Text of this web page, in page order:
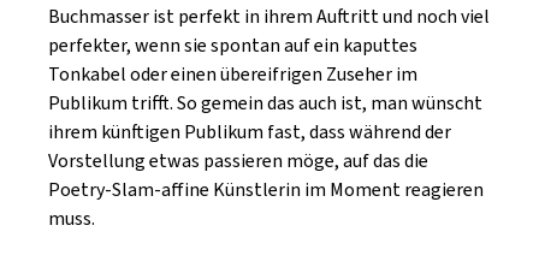
Buchmasser ist perfekt in ihrem Auftritt und noch viel
perfekter, wenn sie spontan auf ein kaputtes
Tonkabel oder einen übereifrigen Zuseher im
Publikum trifft. So gemein das auch ist, man wünscht
ihrem künftigen Publikum fast, dass während der
Vorstellung etwas passieren möge, auf das die
Poetry-Slam-affine Künstlerin im Moment reagieren
muss.